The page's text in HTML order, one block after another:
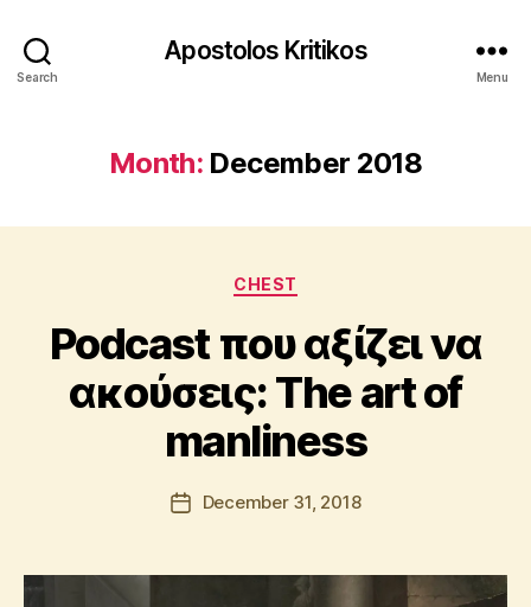
Search
Apostolos Kritikos
Menu
Month: December 2018
Categories
CHEST
Podcast που αξίζει να
ακούσεις: The art of
manliness
Post
author
A
p
o
s
t
o
o
ri
PostDecember 31, 2018